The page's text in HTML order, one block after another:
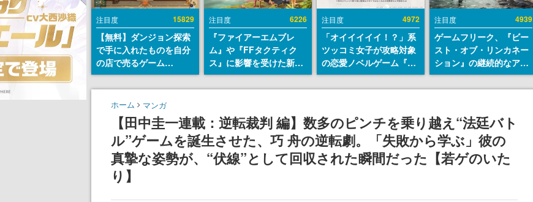
注目度 15829
【無料】ダンジョン探索
で手に入れたものを自分
の店で売るゲーム
『Moonlighter』が
Steamにて無料配布中！
続編『Moonlighter 2』
の9月2日正式リリースを
記念したキャンペーン
注目度 6226
『ファイアーエムブレ
ム』や『FFタクティク
ス』に影響を受けた新作
戦略RPG『Beaten
Path』2027年に発売
PS5、Xbox、Switch向
けにリリース予定
注目度 4972
「オイイイイイ！？」系
ツッコミ女子が攻略対象
の恋愛ノベルゲーム『美
術部カノジョ』Steamス
トアページが公開。「お
ー？＾＾」暗黒微笑の夢
女子や、萌え声不思議ち
ゃん女子と青春を謳歌
注目度 4939
ゲームフリーク、『ビー
スト・オブ・リンカネー
ション』の継続的なアプ
デ方針を表明。ユーザー
からの意見を真摯に受け
チは約1週間以内に配信
される予定
ホーム マンガ
【田中圭一連載：逆転裁判 編】数多のピンチを乗り越え“法廷バト
ル”ゲームを誕生させた、巧 舟の逆転劇。「失敗から学ぶ」彼の
真摯な姿勢が、“伏線”として回収された瞬間だった【若ゲのいた
り】